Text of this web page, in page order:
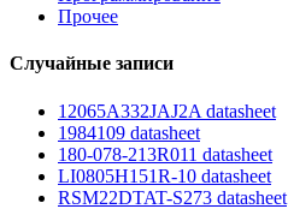
Прочее
Случайные записи
12065A332JAJ2A datasheet
1984109 datasheet
180-078-213R011 datasheet
LI0805H151R-10 datasheet
RSM22DTAT-S273 datasheet